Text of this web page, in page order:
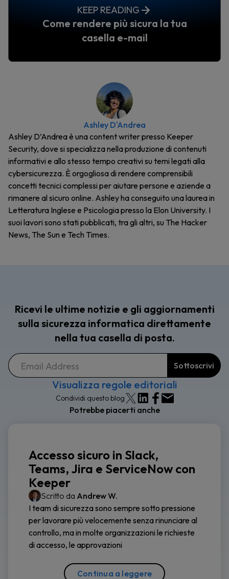
KEEP READING
Come rendere più sicura la tua
casella e-mail
Ashley D'Andrea
Ashley D’Andrea è una content writer presso Keeper
Security, dove si specializza nella produzione di contenuti
informativi e allo stesso tempo creativi su temi legati alla
cybersicurezza. È orgogliosa di rendere comprensibili
concetti tecnici complessi per aiutare persone e aziende a
rimanere al sicuro online. Ashley ha conseguito una laurea in
Letteratura Inglese e Psicologia presso la Elon University. I
suoi lavori sono stati pubblicati, tra gli altri, su The Hacker
News, The Sun e Tech Times.
Ricevi le ultime notizie e gli aggiornamenti
sulla sicurezza informatica direttamente
nella tua casella di posta.
Visualizza regole editoriali
Condividi questo blog
Potrebbe piacerti anche
Accesso sicuro in Slack,
Teams, Jira e ServiceNow con
Keeper
Scritto da Andrew W.
I team di sicurezza sono sempre sotto pressione
per lavorare più velocemente senza rinunciare al
controllo, ma in molte organizzazioni le richieste
di accesso, le approvazioni
Continua a leggere